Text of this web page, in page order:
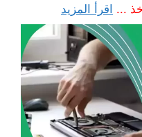
... اقرأ المزيد